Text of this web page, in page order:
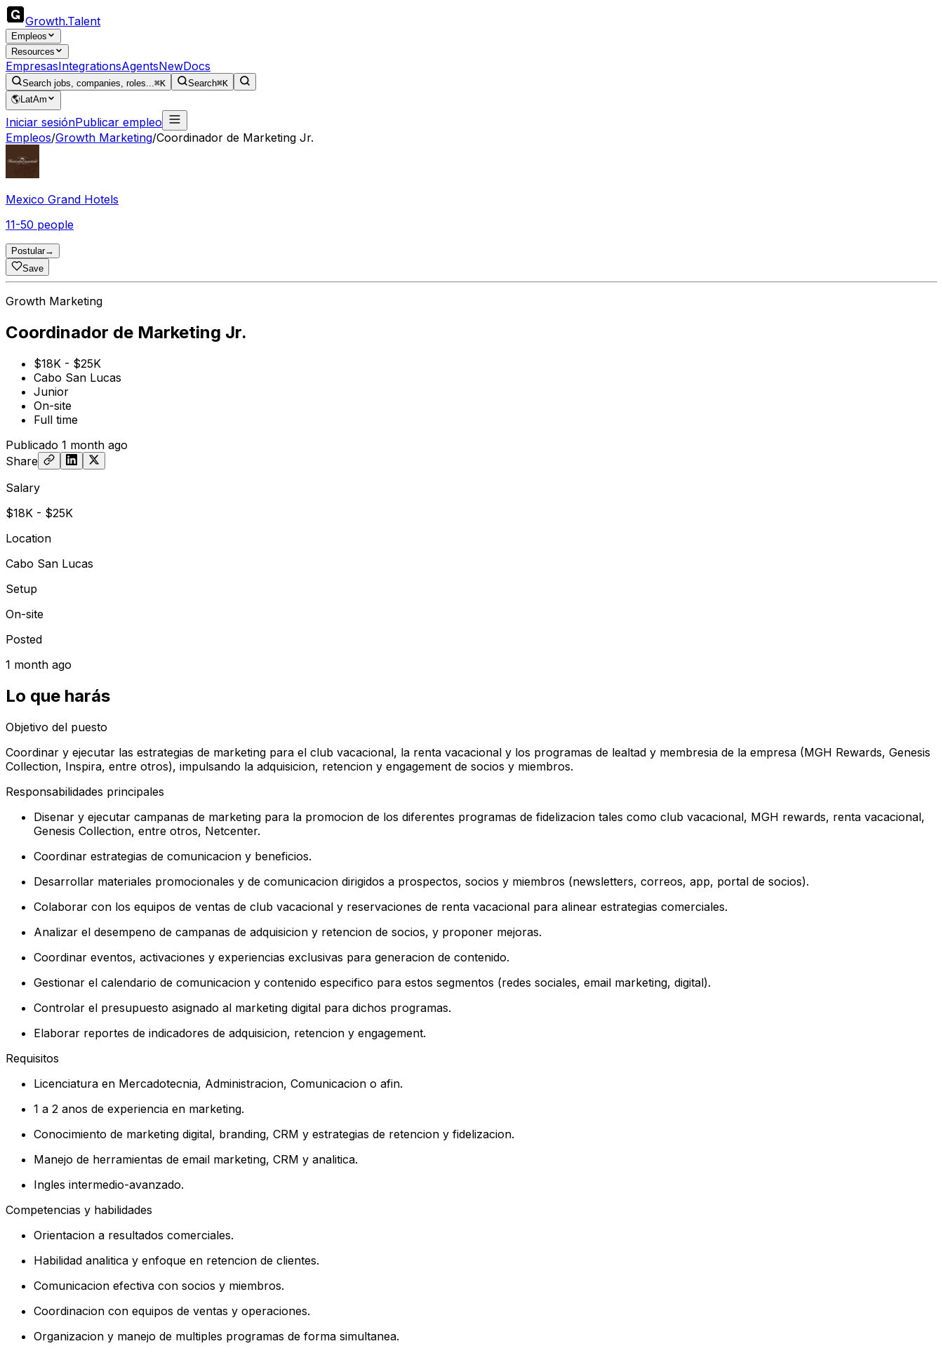
Growth.Talent
Empleos
Resources
EmpresasIntegrationsAgentsNewDocs
Search jobs, companies, roles...⌘K Search⌘K
🌎LatAm
Iniciar sesiónPublicar empleo
Empleos/Growth Marketing/Coordinador de Marketing Jr.
Mexico Grand Hotels
11-50 people
Postular→
Save
Growth Marketing
Coordinador de Marketing Jr.
$18K - $25K
Cabo San Lucas
Junior
On-site
Full time
Publicado 1 month ago
Share
Salary
$18K - $25K
Location
Cabo San Lucas
Setup
On-site
Posted
1 month ago
Lo que harás
Objetivo del puesto
Coordinar y ejecutar las estrategias de marketing para el club vacacional, la renta vacacional y los programas de lealtad y membresia de la empresa (MGH Rewards, Genesis
Collection, Inspira, entre otros), impulsando la adquisicion, retencion y engagement de socios y miembros.
Responsabilidades principales
Disenar y ejecutar campanas de marketing para la promocion de los diferentes programas de fidelizacion tales como club vacacional, MGH rewards, renta vacacional,
Genesis Collection, entre otros, Netcenter.
Coordinar estrategias de comunicacion y beneficios.
Desarrollar materiales promocionales y de comunicacion dirigidos a prospectos, socios y miembros (newsletters, correos, app, portal de socios).
Colaborar con los equipos de ventas de club vacacional y reservaciones de renta vacacional para alinear estrategias comerciales.
Analizar el desempeno de campanas de adquisicion y retencion de socios, y proponer mejoras.
Coordinar eventos, activaciones y experiencias exclusivas para generacion de contenido.
Gestionar el calendario de comunicacion y contenido especifico para estos segmentos (redes sociales, email marketing, digital).
Controlar el presupuesto asignado al marketing digital para dichos programas.
Elaborar reportes de indicadores de adquisicion, retencion y engagement.
Requisitos
Licenciatura en Mercadotecnia, Administracion, Comunicacion o afin.
1 a 2 anos de experiencia en marketing.
Conocimiento de marketing digital, branding, CRM y estrategias de retencion y fidelizacion.
Manejo de herramientas de email marketing, CRM y analitica.
Ingles intermedio-avanzado.
Competencias y habilidades
Orientacion a resultados comerciales.
Habilidad analitica y enfoque en retencion de clientes.
Comunicacion efectiva con socios y miembros.
Coordinacion con equipos de ventas y operaciones.
Organizacion y manejo de multiples programas de forma simultanea.